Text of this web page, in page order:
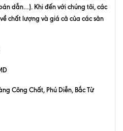
dẫn…). Khi đến với chúng tôi, các
chất lượng và giá cả của các sản
Công Chất, Phú Diễn, Bắc Từ